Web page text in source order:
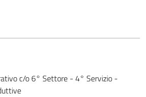
c/o 6° Settore - 4° Servizio -